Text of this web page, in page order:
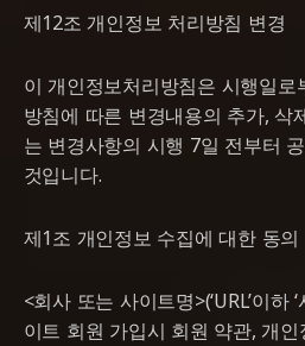
제12조 개인정보 처리방침 변경
이 개인정보처리방침은 시행일로
방침에 따른 변경내용의 추가, 삭
는 변경사항의 시행 7일 전부터
것입니다.
제1조 개인정보 수집에 대한 동의
<회사 또는 사이트명>(‘URL’이하
이트 회원 가입시 회원 약관, 개